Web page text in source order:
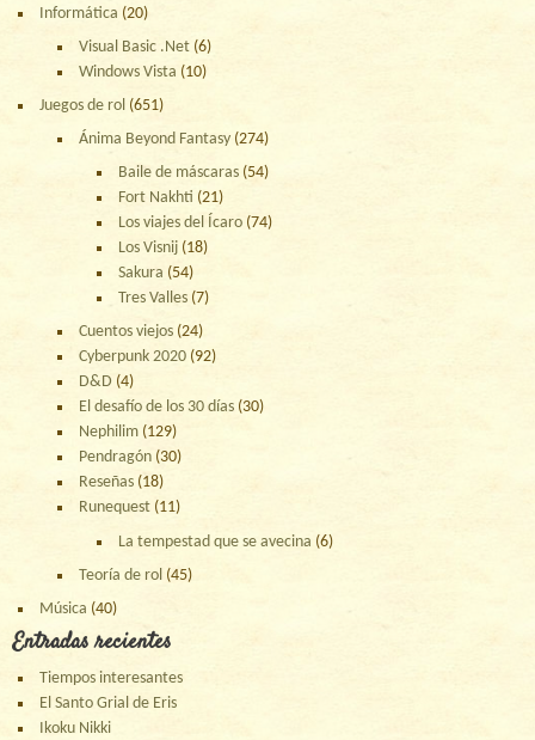
Informática (20)
Visual Basic .Net (6)
Windows Vista (10)
Juegos de rol (651)
Ánima Beyond Fantasy (274)
Baile de máscaras (54)
Fort Nakhti (21)
Los viajes del Ícaro (74)
Los Visnij (18)
Sakura (54)
Tres Valles (7)
Cuentos viejos (24)
Cyberpunk 2020 (92)
D&D (4)
El desafío de los 30 días (30)
Nephilim (129)
Pendragón (30)
Reseñas (18)
Runequest (11)
La tempestad que se avecina (6)
Teoría de rol (45)
Música (40)
Entradas recientes
Tiempos interesantes
El Santo Grial de Eris
Ikoku Nikki